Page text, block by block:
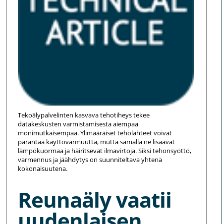
Tekoälypalvelinten kasvava tehotiheys tekee
datakeskusten varmistamisesta aiempaa
monimutkaisempaa. Ylimääräiset teholähteet voivat
parantaa käyttövarmuutta, mutta samalla ne lisäävät
lämpökuormaa ja häiritsevät ilmavirtoja. Siksi tehonsyöttö,
varmennus ja jäähdytys on suunniteltava yhtenä
kokonaisuutena.
Reunaäly vaatii